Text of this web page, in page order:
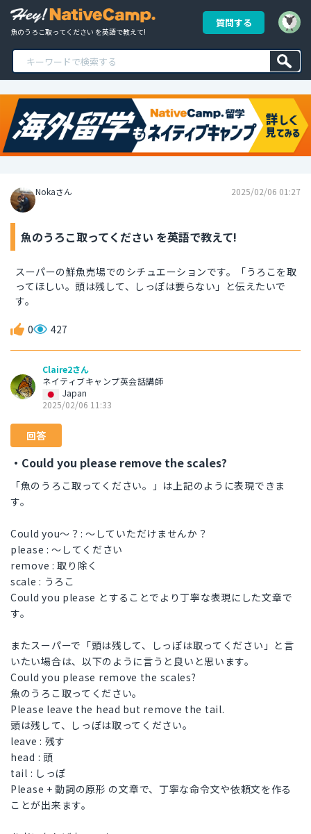
魚のうろこ取ってください を英語で教えて!
質問する
Nokaさん 2025/02/06 01:27
魚のうろこ取ってください を英語で教えて!
スーパーの鮮魚売場でのシチュエーションです。「うろこを取
ってほしい。頭は残して、しっぽは要らない」と伝えたいで
す。
0 427
Claire2さん
ネイティブキャンプ英会話講師
Japan
2025/02/06 11:33
回答
・Could you please remove the scales?
「魚のうろこ取ってください。」は上記のように表現できま
す。
Could you～？: ～していただけませんか？
please : ～してください
remove : 取り除く
scale : うろこ
Could you please とすることでより丁寧な表現にした文章で
す。
またスーパーで「頭は残して、しっぽは取ってください」と言
いたい場合は、以下のように言うと良いと思います。
Could you please remove the scales?
魚のうろこ取ってください。
Please leave the head but remove the tail.
頭は残して、しっぽは取ってください。
leave : 残す
head : 頭
tail : しっぽ
Please + 動詞の原形 の文章で、丁寧な命令文や依頼文を作る
ことが出来ます。